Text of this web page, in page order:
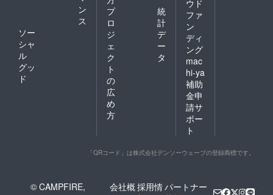
ン
ス
ソー
シャ
ル
グッ
ド
プ
ロ
ジ
ェ
ク
ト
の
広
め
方
統
計
デ
ー
タ
ウド
ファ
ン
ディ
ング
mac
hi-ya
補助
金申
請サ
ポー
ト
「QRコード」は株式会社デンソーウェーブの登録商標です。
© CAMPFIRE,
会社概採用情パートナー